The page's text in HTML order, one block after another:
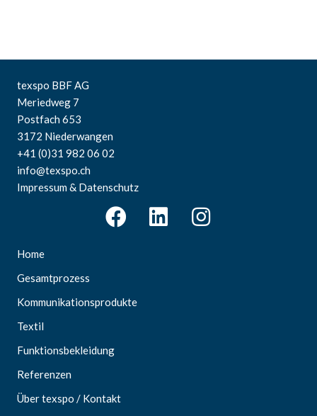
texspo BBF AG
Meriedweg 7
Postfach 653
3172 Niederwangen
+41 (0)31 982 06 02
info@texspo.ch
Impressum & Datenschutz
Home
Gesamtprozess
Kommunikationsprodukte
Textil
Funktionsbekleidung
Referenzen
Über texspo / Kontakt